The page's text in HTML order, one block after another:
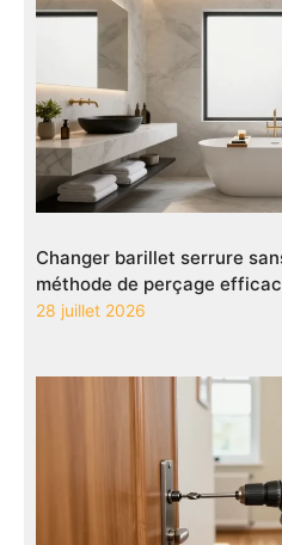
Changer barillet serrure
méthode de perçage
28 juillet 2026